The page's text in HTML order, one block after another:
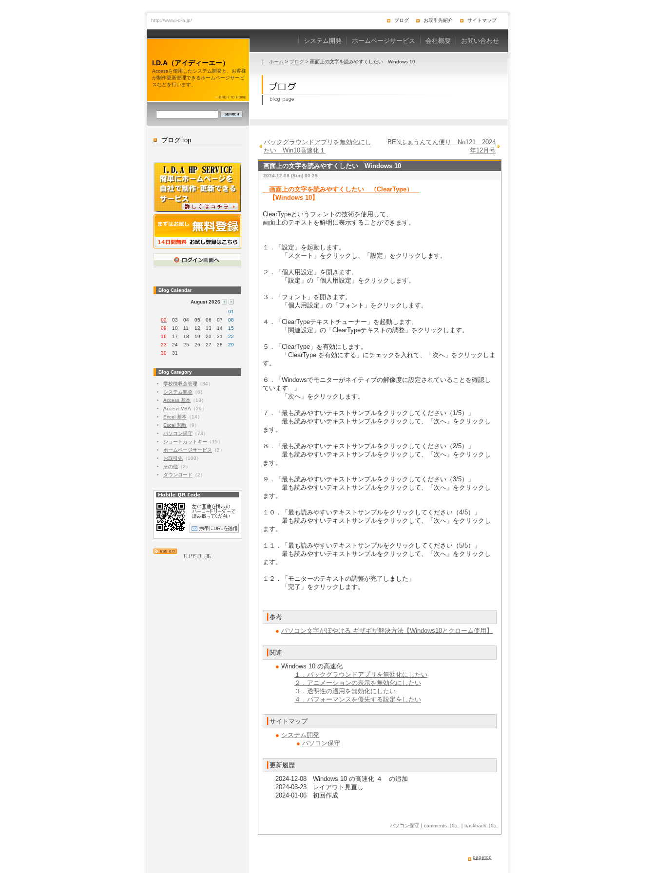
http://www.i-d-a.jp/
I.D.A（アイディーエー）
Accessを使用したシステム開発と、お客様
が制作更新管理できるホームページサービ
スなどを行います。
システム開発 ホームページサービス 会社概要 お問い合わせ
ブログ お取引先紹介 サイトマップ
ホーム > ブログ > 画面上の文字を読みやすくしたい Windows 10
バックグラウンドアプリを無効化にし
たい Win10高速化１
BENふぁうんてん便り No121 2024
年12月号
画面上の文字を読みやすくしたい Windows 10
2024-12-08 (Sun) 00:29
画面上の文字を読みやすくしたい （ClearType）
【Windows 10】
ClearTypeというフォントの技術を使用して、
画面上のテキストを鮮明に表示することができます。
１．「設定」を起動します。
「スタート」をクリックし、「設定」をクリックします。
２．「個人用設定」を開きます。
「設定」の「個人用設定」をクリックします。
３．「フォント」を開きます。
「個人用設定」の「フォント」をクリックします。
４．「ClearTypeテキストチューナー」を起動します。
「関連設定」の「ClearTypeテキストの調整」をクリックします。
５．「ClearType」を有効にします。
「ClearType を有効にする」にチェックを入れて、「次へ」をクリックしま
す。
６．「Windowsでモニターがネイティブの解像度に設定されていることを確認し
ています...」
「次へ」をクリックします。
７．「最も読みやすいテキストサンプルをクリックしてください（1/5）」
最も読みやすいテキストサンプルをクリックして、「次へ」をクリックし
ます。
８．「最も読みやすいテキストサンプルをクリックしてください（2/5）」
最も読みやすいテキストサンプルをクリックして、「次へ」をクリックし
ます。
９．「最も読みやすいテキストサンプルをクリックしてください（3/5）」
最も読みやすいテキストサンプルをクリックして、「次へ」をクリックし
ます。
１０．「最も読みやすいテキストサンプルをクリックしてください（4/5）」
最も読みやすいテキストサンプルをクリックして、「次へ」をクリックし
ます。
１１．「最も読みやすいテキストサンプルをクリックしてください（5/5）」
最も読みやすいテキストサンプルをクリックして、「次へ」をクリックし
ます。
１２．「モニターのテキストの調整が完了しました」
「完了」をクリックします。
参考
● パソコン文字がぼやける ギザギザ解決方法【Windows10とクローム使用】
関連
● Windows 10 の高速化
１．バックグラウンドアプリを無効化にしたい
２．アニメーションの表示を無効化にしたい
３．透明性の適用を無効化にしたい
４．パフォーマンスを優先する設定をしたい
サイトマップ
● システム開発
● パソコン保守
更新履歴
2024-12-08 Windows 10 の高速化 ４ の追加
2024-03-23 レイアウト見直し
​2024-01-06 初回作成
パソコン保守 ｜ comments（0） ｜ trackback（0）
ブログ top
Blog Calendar
August 2026
01
02
03 04 05 06 07
08
09
10 11 12 13 14
15
16
17 18 19 20 21
22
23
24 25 26 27 28
29
30
31
Blog Category
学校徴収金管理 （34）
システム開発 （6）
Access 基本 （13）
Access VBA （26）
Excel 基本 （14）
Excel 関数 （9）
パソコン保守 （73）
ショートカットキー （15）
ホームページサービス
（2）
お取引先 （100）
その他 （2）
ダウンロード （2）
pagetop